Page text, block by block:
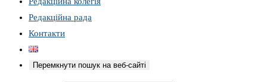
Редакційна рада
Контакти
Перемкнути пошук на веб-сайті